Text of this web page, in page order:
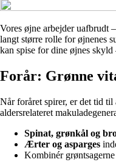
Vores øjne arbejder uafbrudt
langt større rolle for øjnenes
kan spise for dine øjnes skyld
Forår: Grønne
Når foråret spirer, er det tid
aldersrelateret
Spinat, grønkål og
Ærter og asparges
Kombinér